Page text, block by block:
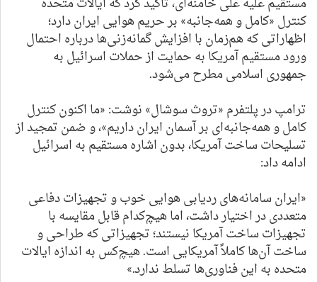
کنترل «کامل و همه‌جانبه» بر حریم هوایی ایران دارد؛
اظهاراتی که هم‌زمان با افزایش گمانه‌زنی‌ها درباره احتمال
ورود مستقیم آمریکا به حمایت از حملات اسرائیل به
جمهوری اسلامی مطرح می‌شود.
ترامپ در پلتفرم «تروث سوشال» نوشت: «ما اکنون کنترل
کامل و همه‌جانبه‌ای بر آسمان ایران داریم»، و ضمن تمجید از
تسلیحات ساخت آمریکا، بدون اشاره مستقیم به اسرائیل
ادامه داد:
«ایران سامانه‌های ردیابی هوایی خوب و تجهیزات دفاعی
متعددی در اختیار داشت، اما هیچ‌کدام قابل مقایسه با
تجهیزات ساخت آمریکا نیستند؛ تجهیزاتی که طراحی و
ساخت آن‌ها کاملاً آمریکایی است. هیچ‌کس به اندازه ایالات
متحده به این فناوری‌ها تسلط ندارد.»